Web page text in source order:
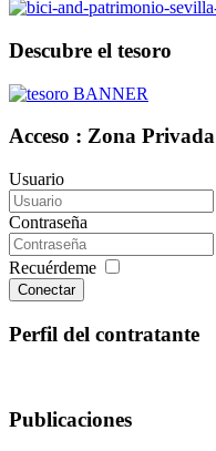
Descubre el tesoro
Acceso : Zona Privada
Usuario
Contraseña
Recuérdeme
Conectar
Perfil del contratante
Publicaciones